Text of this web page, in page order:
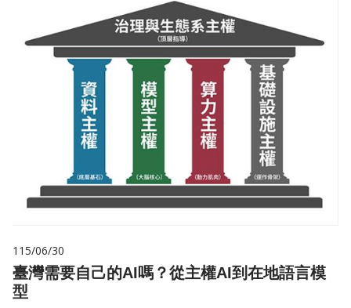
115/06/30
臺灣需要自己的AI嗎？從主權AI到在地語言模
型